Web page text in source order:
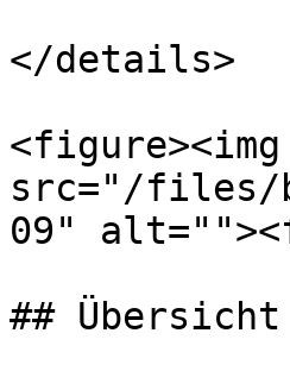
</details>
<figure><img
src="/files/
09"
## Übersicht